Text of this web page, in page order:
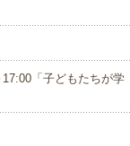
「子どもたちが学